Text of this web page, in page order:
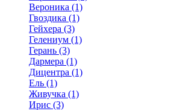
Вероника (1)
Гвоздика (1)
Гейхера (3)
Гелениум (1)
Герань (3)
Дармера (1)
Дицентра (1)
Ель (1)
Живучка (1)
Ирис (3)